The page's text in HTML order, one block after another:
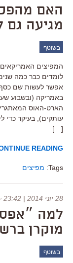
מגיעה גם
בשוטף
המפיצים
אפשר לעשות שם
באמריקה (ובשבוע
הארט-האוס
[…]
READING
Tags: מפיצים
28 יוני 2014 | 23:42
למה ״אפס
מוקרן
בשוטף